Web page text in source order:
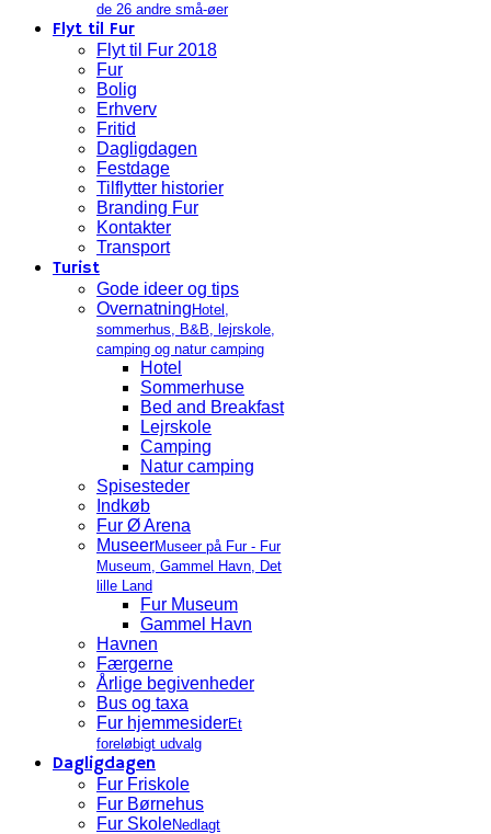
de 26 andre små-øer
Flyt til Fur
Flyt til Fur 2018
Fur
Bolig
Erhverv
Fritid
Dagligdagen
Festdage
Tilflytter historier
Branding Fur
Kontakter
Transport
Turist
Gode ideer og tips
Overnatning Hotel,
sommerhus, B&B, lejrskole,
camping og natur camping
Hotel
Sommerhuse
Bed and Breakfast
Lejrskole
Camping
Natur camping
Spisesteder
Indkøb
Fur Ø Arena
MuseerMuseer på Fur - Fur
Museum, Gammel Havn, Det
lille Land
Fur Museum
Gammel Havn
Havnen
Færgerne
Årlige begivenheder
Bus og taxa
Fur hjemmesiderEt
foreløbigt udvalg
Dagligdagen
Fur Friskole
Fur Børnehus
Fur SkoleNedlagt